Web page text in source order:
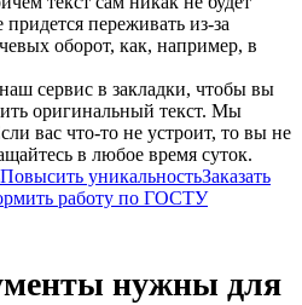
переживать из-за
оборот, как, например, в
сервис в закладки, чтобы вы
оригинальный текст. Мы
вас что-то не устроит, то вы не
в любое время суток.
Повысить уникальностьЗаказать
работу по ГОСТУ
нужны для